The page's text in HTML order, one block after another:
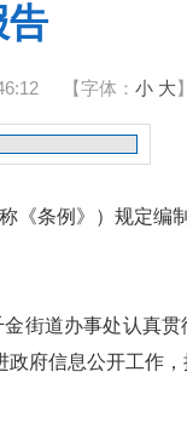
告
【字体： 小 大】
《条例》）规定编
金街道办事处认真
府信息公开工作，